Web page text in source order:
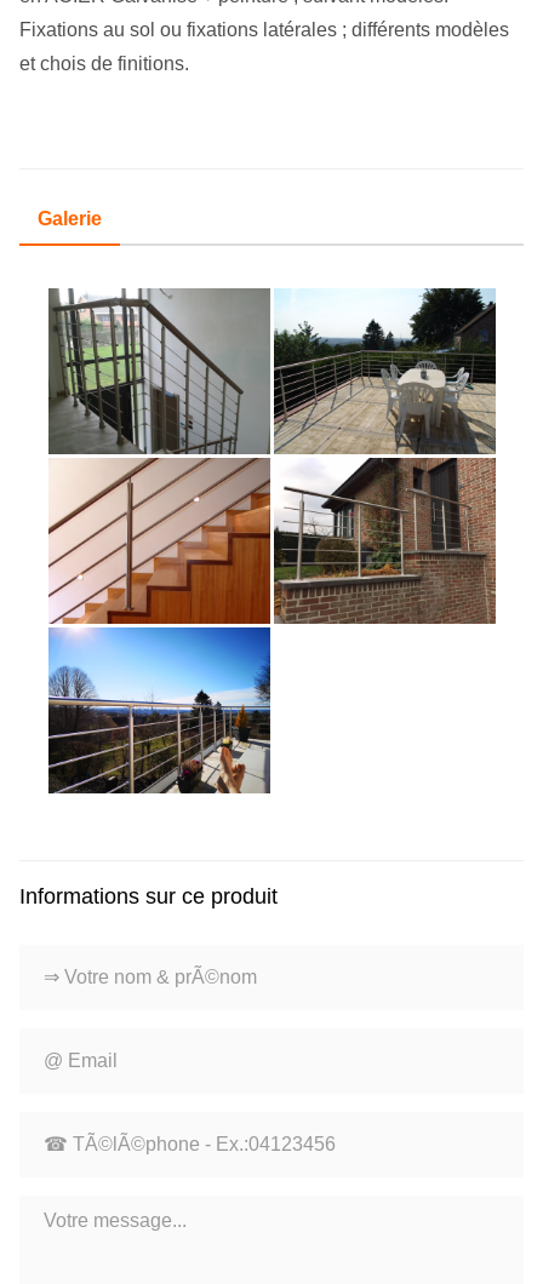
Fixations au sol ou fixations latérales ; différents modèles
et chois de finitions.
Galerie
Informations sur ce produit